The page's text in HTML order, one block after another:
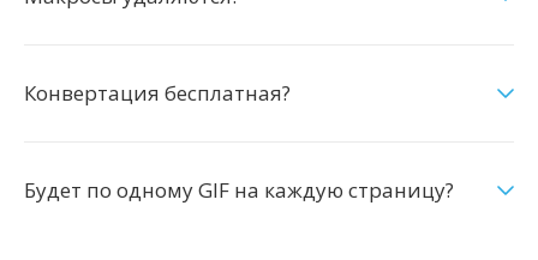
Конвертация бесплатная?
Будет по одному GIF на каждую страницу?